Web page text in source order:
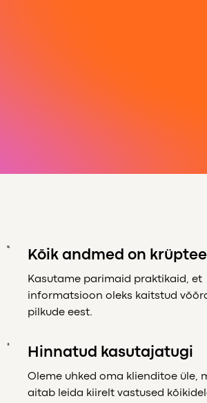
Kõik andmed on
Kasutame parimaid praktikaid, et
informatsioon oleks kaitstud
pilkude eest.
Hinnatud kasutajatugi
Oleme uhked oma klienditoe üle,
aitab leida kiirelt vastused